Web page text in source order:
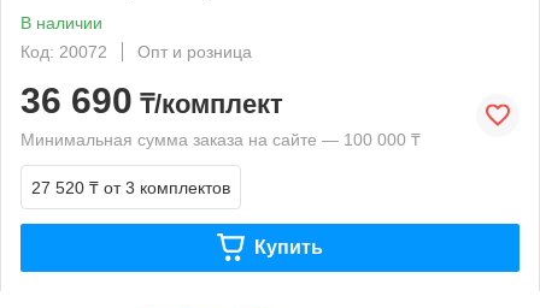
В наличии
Код: 20072
Опт и розница
36 690 ₸/комплект
Минимальная сумма заказа на сайте — 100 000 ₸
27 520 ₸ от 3 комплектов
Купить